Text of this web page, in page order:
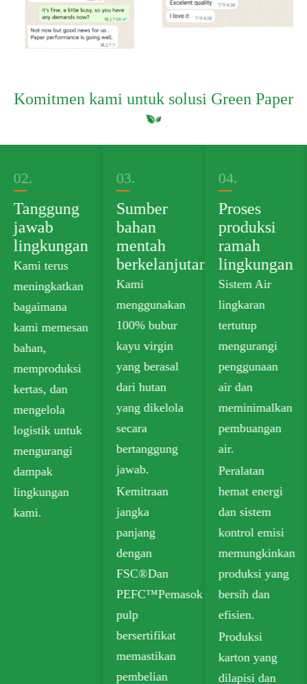
Komitmen kami untuk solusi Green Paper
03.
Sumber
bahan
mentah
berkelanjutan
Kami
menggunakan
100% bubur
kayu virgin
yang berasal
dari hutan
yang dikelola
secara
bertanggung
jawab.
Kemitraan
jangka
04.
Proses
produksi
ramah
lingkungan
Sistem Air
lingkaran
tertutup
mengurangi
penggunaan
air dan
meminimalkan
pembuangan
air.
Peralatan
hemat energi
dan sistem
kontrol emisi
memungkinkan
produksi yang
bersih dan
efisien.
Produksi
karton yang
dilapisi dan
05.
Portofolio
produk
hijau
Kami
menawarkan
papan kertas
food grade
plastik bebas
yang
memenuhi
standar
keamanan
untuk kontak
makanan.
Pilihan daur
ulang Kami
termasuk
papan kotak
lipat (FBB)
dan papan
gading untuk
kemasan
berkelanjutan.
Kertas kraft